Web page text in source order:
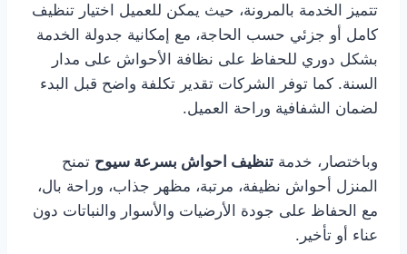
تتميز الخدمة بالمرونة، حيث يمكن للعميل اختيار تنظيف
كامل أو جزئي حسب الحاجة، مع إمكانية جدولة الخدمة
بشكل دوري للحفاظ على نظافة الأحواش على مدار
السنة. كما توفر الشركات تقدير تكلفة واضح قبل البدء
لضمان الشفافية وراحة العميل.
وباختصار، خدمة تنظيف احواش بسرعة سيوح تمنح
المنزل أحواش نظيفة، مرتبة، مظهر جذاب، وراحة بال،
مع الحفاظ على جودة الأرضيات والأسوار والنباتات دون
عناء أو تأخير.